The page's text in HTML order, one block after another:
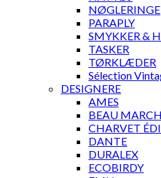
NØGLERINGE
PARAPLY
SMYKKER &
TASKER
TØRKLÆDER
Sélection
DESIGNERE
AMES
BEAU
CHARVET
DANTE
DURALEX
ECOBIRDY